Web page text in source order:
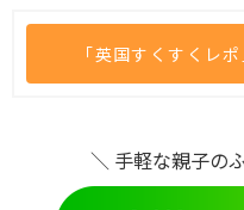
「英国すくすくレ
＼ 手軽な親子の